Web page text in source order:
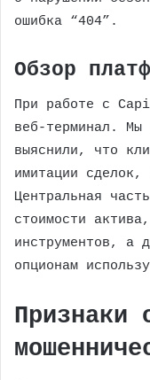
ошибка “404”.
Обзор
При работе с
веб-терминал. Мы
выяснили, что
имитации сделок,
Центральная
стоимости
инструментов, а
опционам
Признаки